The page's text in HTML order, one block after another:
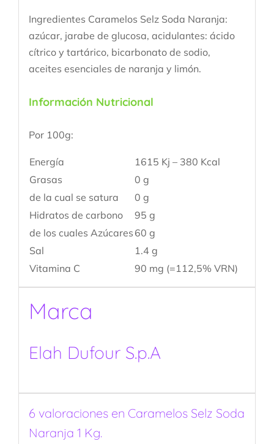
Ingredientes Caramelos Selz Soda Naranja:
azúcar, jarabe de glucosa, acidulantes: ácido
cítrico y tartárico, bicarbonato de sodio,
aceites esenciales de naranja y limón.
Información Nutricional
Por 100g:
Energía
1615 Kj – 380 Kcal
Grasas
0 g
de la cual se satura
0 g
Hidratos de carbono
95 g
de los cuales Azúcares 60 g
Sal
1.4 g
Vitamina C
90 mg (=112,5% VRN)
Marca
Elah Dufour S.p.A
6 valoraciones en Caramelos Selz Soda
Naranja 1 Kg.